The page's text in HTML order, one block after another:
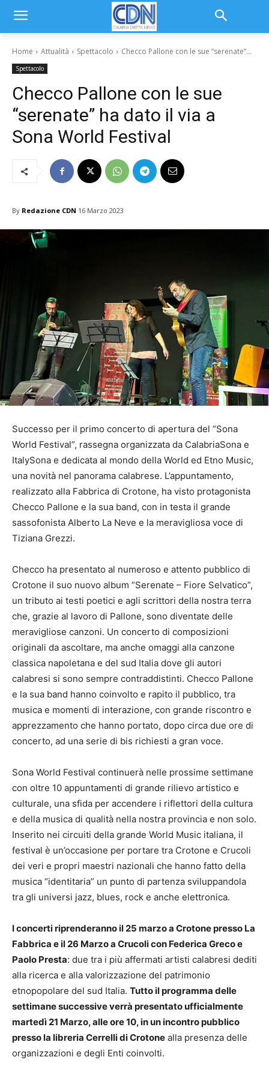
Home Attualità Spettacolo Checco Pallone con le sue “serenate”...
Spettacolo
Checco Pallone con le sue
“serenate” ha dato il via a
Sona World Festival
By Redazione CDN 16 Marzo 2023
Successo per il primo concerto di apertura del “Sona
World Festival”, rassegna organizzata da CalabriaSona e
ItalySona e dedicata al mondo della World ed Etno Music,
una novità nel panorama calabrese. L’appuntamento,
realizzato alla Fabbrica di Crotone, ha visto protagonista
Checco Pallone e la sua band, con in testa il grande
sassofonista Alberto La Neve e la meravigliosa voce di
Tiziana Grezzi.
Checco ha presentato al numeroso e attento pubblico di
Crotone il suo nuovo album “Serenate – Fiore Selvatico”,
un tributo ai testi poetici e agli scrittori della nostra terra
che, grazie al lavoro di Pallone, sono diventate delle
meravigliose canzoni. Un concerto di composizioni
originali da ascoltare, ma anche omaggi alla canzone
classica napoletana e del sud Italia dove gli autori
calabresi si sono sempre contraddistinti. Checco Pallone
e la sua band hanno coinvolto e rapito il pubblico, tra
musica e momenti di interazione, con grande riscontro e
apprezzamento che hanno portato, dopo circa due ore di
concerto, ad una serie di bis richiesti a gran voce.
Sona World Festival continuerà nelle prossime settimane
con oltre 10 appuntamenti di grande rilievo artistico e
culturale, una sfida per accendere i riflettori della cultura
e della musica di qualità nella nostra provincia e non solo.
Inserito nei circuiti della grande World Music italiana, il
festival è un’occasione per portare tra Crotone e Crucoli
dei veri e propri maestri nazionali che hanno fatto della
musica “identitaria” un punto di partenza sviluppandola
tra gli universi jazz, blues, rock e anche elettronica.
I concerti riprenderanno il 25 marzo a Crotone presso La
Fabbrica e il 26 Marzo a Crucoli con Federica Greco e
Paolo Presta: due tra i più affermati artisti calabresi dediti
alla ricerca e alla valorizzazione del patrimonio
etnopopolare del sud Italia. Tutto il programma delle
settimane successive verrà presentato ufficialmente
martedì 21 Marzo, alle ore 10, in un incontro pubblico
presso la libreria Cerrelli di Crotone alla presenza delle
organizzazioni e degli Enti coinvolti.